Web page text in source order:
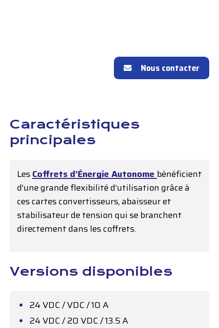
Nous contacter
Caractéristiques
principales
LesCoffrets d’Énergie Autonome bénéficient
d’une grande flexibilité d’utilisation grâce à
ces cartes convertisseurs, abaisseur et
stabilisateur de tension qui se branchent
directement dans les coffrets.
Versions disponibles
24 VDC / VDC / 10 A
24 VDC / 20 VDC / 13.5 A